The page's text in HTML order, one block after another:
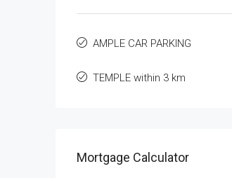
AMPLE CAR PARKING
TEMPLE within 3 km
Mortgage Calculator